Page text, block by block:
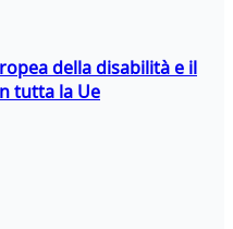
della disabilità e il
tutta la Ue